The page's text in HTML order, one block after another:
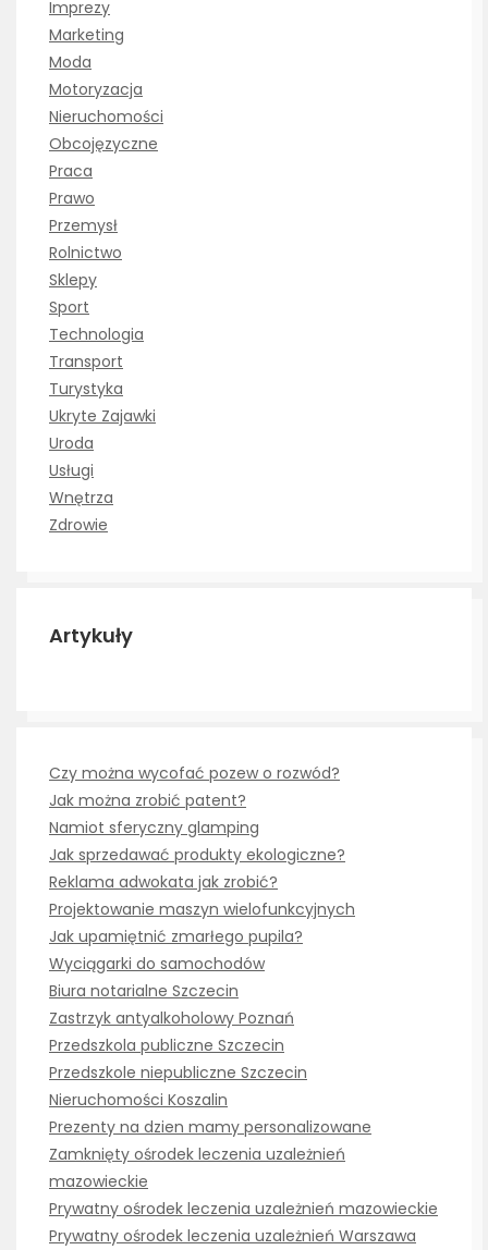
Imprezy
Marketing
Moda
Motoryzacja
Nieruchomości
Obcojęzyczne
Praca
Prawo
Przemysł
Rolnictwo
Sklepy
Sport
Technologia
Transport
Turystyka
Ukryte Zajawki
Uroda
Usługi
Wnętrza
Zdrowie
Artykuły
Czy można wycofać pozew o rozwód?
Jak można zrobić patent?
Namiot sferyczny glamping
Jak sprzedawać produkty ekologiczne?
Reklama adwokata jak zrobić?
Projektowanie maszyn wielofunkcyjnych
Jak upamiętnić zmarłego pupila?
Wyciągarki do samochodów
Biura notarialne Szczecin
Zastrzyk antyalkoholowy Poznań
Przedszkola publiczne Szczecin
Przedszkole niepubliczne Szczecin
Nieruchomości Koszalin
Prezenty na dzien mamy personalizowane
Zamknięty ośrodek leczenia uzależnień
mazowieckie
Prywatny ośrodek leczenia uzależnień mazowieckie
Prywatny ośrodek leczenia uzależnień Warszawa